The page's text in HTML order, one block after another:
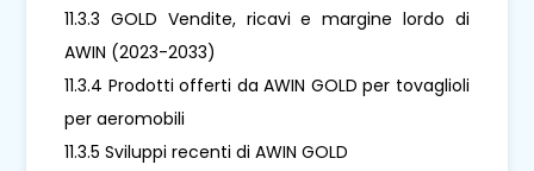
11.3.3 GOLD Vendite, ricavi e margine lordo di
AWIN (2023-2033)
11.3.4 Prodotti offerti da AWIN GOLD per tovaglioli
per aeromobili
11.3.5 Sviluppi recenti di AWIN GOLD